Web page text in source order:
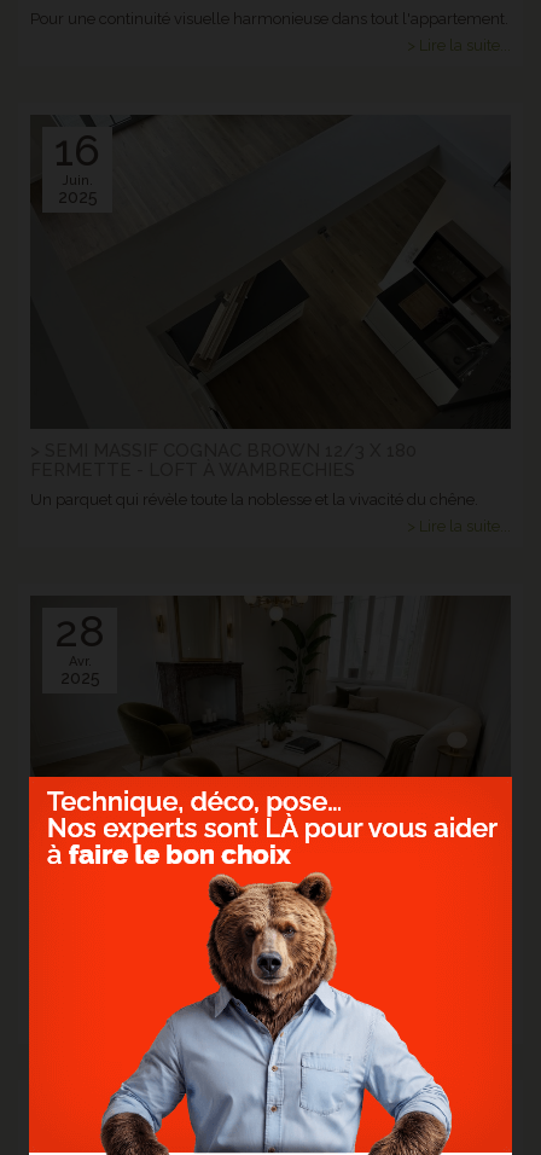
Pour une continuité visuelle harmonieuse dans tout l'appartement.
> Lire la suite...
16
Juin.
2025
Un parquet qui révèle toute la noblesse et la vivacité du chêne.
> Lire la suite...
28
Avr.
2025
> PARQUET EN CHÊNE POINT DE HONGRIE -
Le parquet devient le fil conducteur entre l'élégance d'hier et la
modernité d'aujourd'hui.